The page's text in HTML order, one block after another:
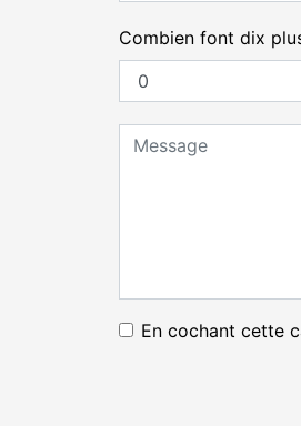
Combien font dix
En cochant cette